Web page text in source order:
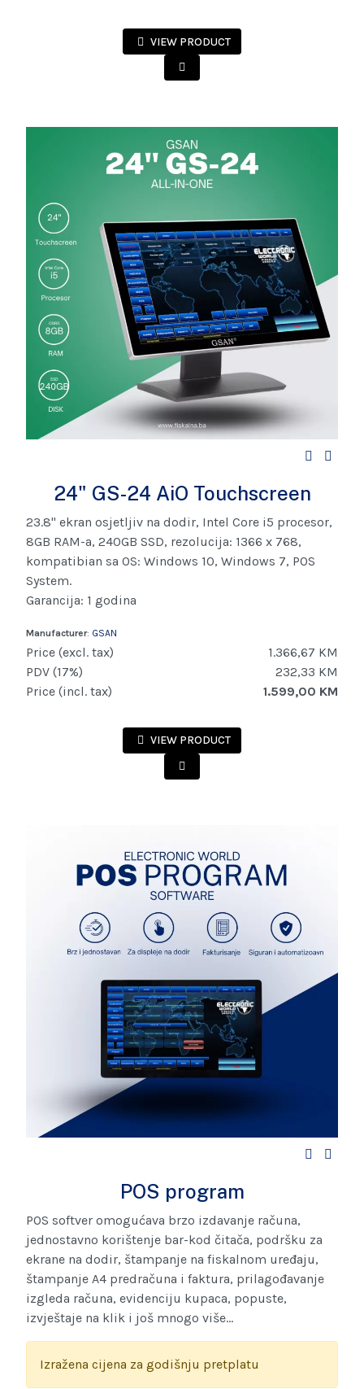
VIEW PRODUCT
24" GS-24 AiO Touchscreen
23.8" ekran osjetljiv na dodir, Intel Core i5 procesor,
8GB RAM-a, 240GB SSD, rezolucija: 1366 x 768,
kompatibian sa OS: Windows 10, Windows 7, POS
System.
Garancija: 1 godina
Manufacturer: GSAN
Price (excl. tax)
1.366,67 KM
PDV (17%)
232,33 KM
Price (incl. tax)
1.599,00 KM
VIEW PRODUCT
POS program
POS softver omogućava brzo izdavanje računa,
jednostavno korištenje bar-kod čitača, podršku za
ekrane na dodir, štampanje na fiskalnom uređaju,
štampanje A4 predračuna i faktura, prilagođavanje
izgleda računa, evidenciju kupaca, popuste,
izvještaje na klik i još mnogo više...
Izražena cijena za godišnju pretplatu